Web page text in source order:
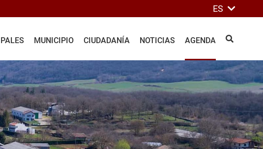
ES
MUNICIPIO CIUDADANÍA NOTICIAS AGENDA BUSCAR